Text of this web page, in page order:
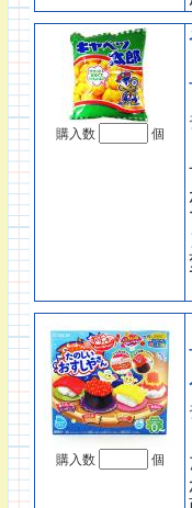
購入数 個
購入数 個